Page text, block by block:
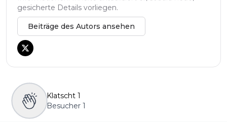
gesicherte Details vorliegen.
Beiträge des Autors ansehen
Klatscht 1
Besucher 1